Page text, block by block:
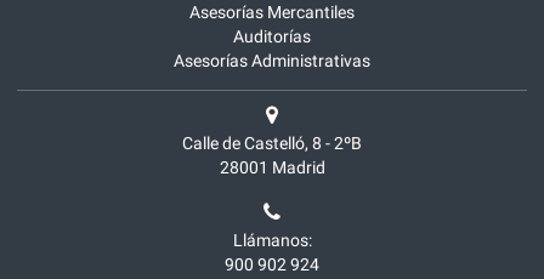
Asesorías Mercantiles
Auditorías
Asesorías Administrativas
Calle de Castelló, 8 - 2ºB
28001 Madrid
Llámanos:
900 902 924